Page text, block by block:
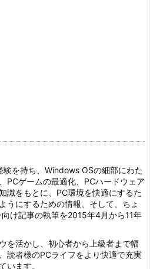
を持ち、Windows OSの細部にわた
PCゲームの最適化、PCハードウェア
識をもとに、PC環境を快適にするた
うにするための情報、そして、ちょ
け記事の執筆を2015年4月から11年
を活かし、初心者から上級者まで幅
読者様のPCライフをより快適で充実
います。